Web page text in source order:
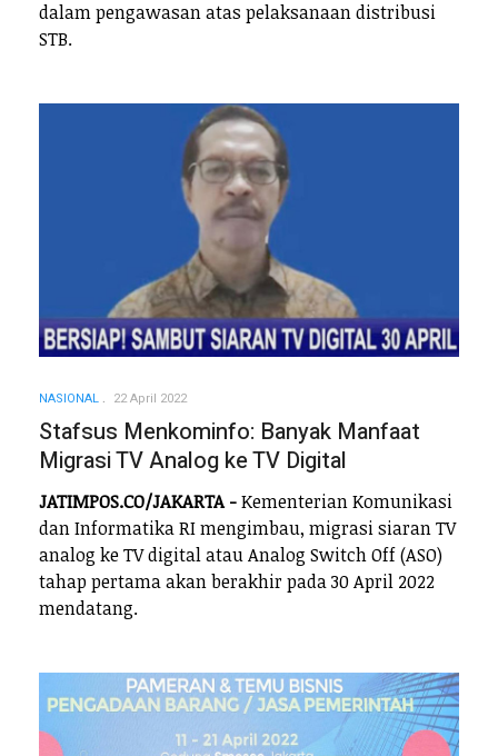
dalam pengawasan atas pelaksanaan distribusi
STB.
NASIONAL 22 April 2022
Stafsus Menkominfo: Banyak Manfaat
Migrasi TV Analog ke TV Digital
JATIMPOS.CO/JAKARTA -Kementerian Komunikasi
dan Informatika RI mengimbau, migrasi siaran TV
analog ke TV digital atau Analog Switch Off (ASO)
tahap pertama akan berakhir pada 30 April 2022
mendatang.